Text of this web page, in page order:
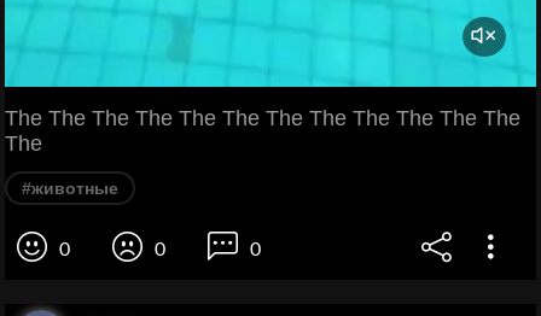
The The The The The The The The The The The The
The
#животные
0 0 0